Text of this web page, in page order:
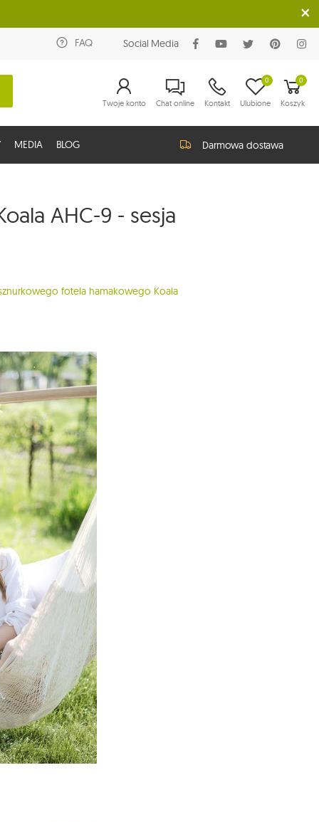
FAQ Social Media
Twoje konto Chat online Kontakt Ulubione
0 0
Koszyk
MEDIA BLOG Darmowa dostawa
AHC-9 - sesja
fotela hamakowego Koala